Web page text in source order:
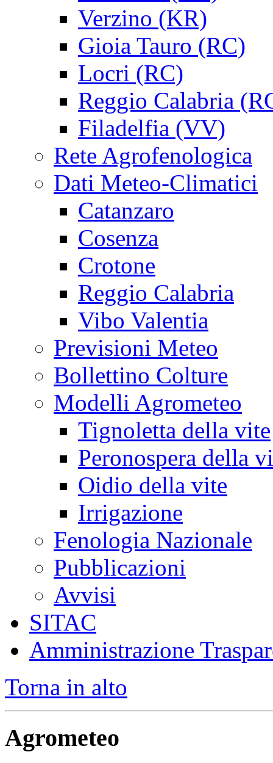
Verzino (KR)
Gioia Tauro (RC)
Locri (RC)
Reggio Calabria
Filadelfia (VV)
Rete Agrofenologica
Dati Meteo-Climatici
Catanzaro
Cosenza
Crotone
Reggio Calabria
Vibo Valentia
Previsioni Meteo
Bollettino Colture
Modelli Agrometeo
Tignoletta della vite
Peronospera della
Oidio della vite
Irrigazione
Fenologia Nazionale
Pubblicazioni
Avvisi
SITAC
Amministrazione
Torna in alto
Agrometeo